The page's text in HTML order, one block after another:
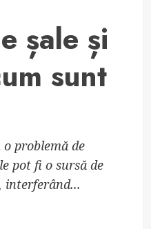
șale și
sunt
problemă de
pot fi o sursă de
interferând...